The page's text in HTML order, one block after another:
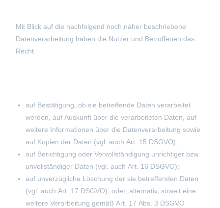
Mit Blick auf die nachfolgend noch näher beschriebene
Datenverarbeitung haben die Nutzer und Betroffenen das
Recht
auf Bestätigung, ob sie betreffende Daten verarbeitet
werden, auf Auskunft über die verarbeiteten Daten, auf
weitere Informationen über die Datenverarbeitung sowie
auf Kopien der Daten (vgl. auch Art. 15 DSGVO);
auf Berichtigung oder Vervollständigung unrichtiger bzw.
unvollständiger Daten (vgl. auch Art. 16 DSGVO);
auf unverzügliche Löschung der sie betreffenden Daten
(vgl. auch Art. 17 DSGVO), oder, alternativ, soweit eine
weitere Verarbeitung gemäß Art. 17 Abs. 3 DSGVO